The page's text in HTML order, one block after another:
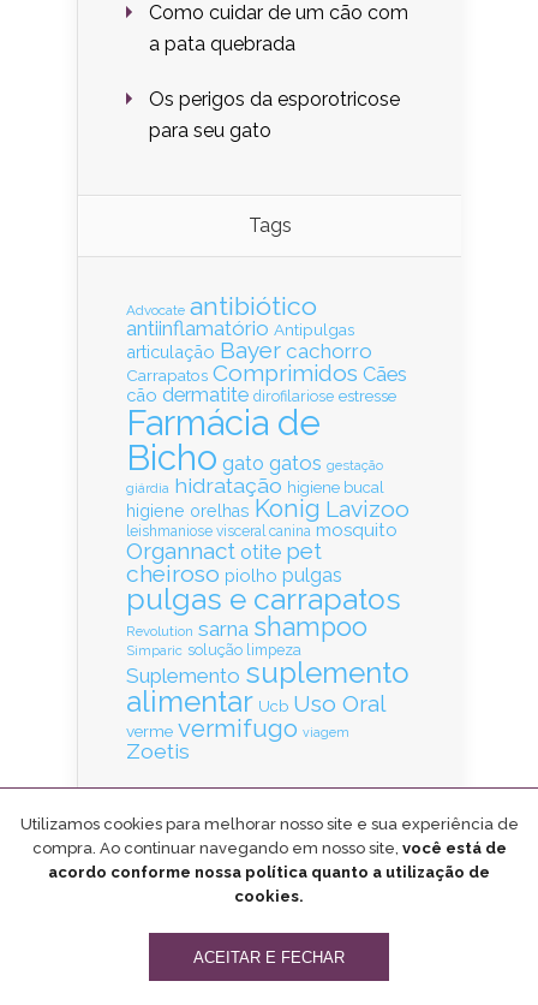
Como cuidar de um cão com
a pata quebrada
Os perigos da esporotricose
para seu gato
Tags
Advocate antibiótico
antiinflamatório Antipulgas
articulação Bayer cachorro
Carrapatos Comprimidos Cães
cão dermatite dirofilariose estresse
Farmácia de
Bicho gato gatos gestação
giárdia hidratação higiene bucal
higiene orelhas Konig Lavizoo
leishmaniose visceral canina mosquito
Organnact otite pet
cheiroso piolho pulgas
pulgas e carrapatos
Revolution sarna shampoo
Simparic solução limpeza
Suplemento suplemento
alimentar Ucb Uso Oral
verme vermifugo viagem
Zoetis
Cadastre-se e receba
nossas dicas e notícias!
Utilizamos cookies para melhorar nosso site e sua experiência de
compra. Ao continuar navegando em nosso site, você está de
acordo conforme nossa política quanto a utilização de
cookies.
ACEITAR E FECHAR